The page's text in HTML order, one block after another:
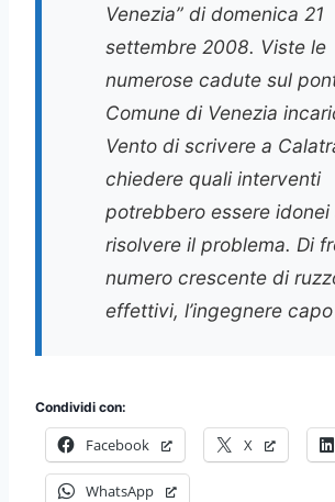
Venezia” di domenica 21
settembre 2008. Viste le
numerose cadute sul
Comune di Venezia
Vento di scrivere a
chiedere quali interventi
potrebbero essere idonei
risolvere il problema. Di
numero crescente di
effettivi, l’ingegnere
Condividi con:
Facebook X
WhatsApp